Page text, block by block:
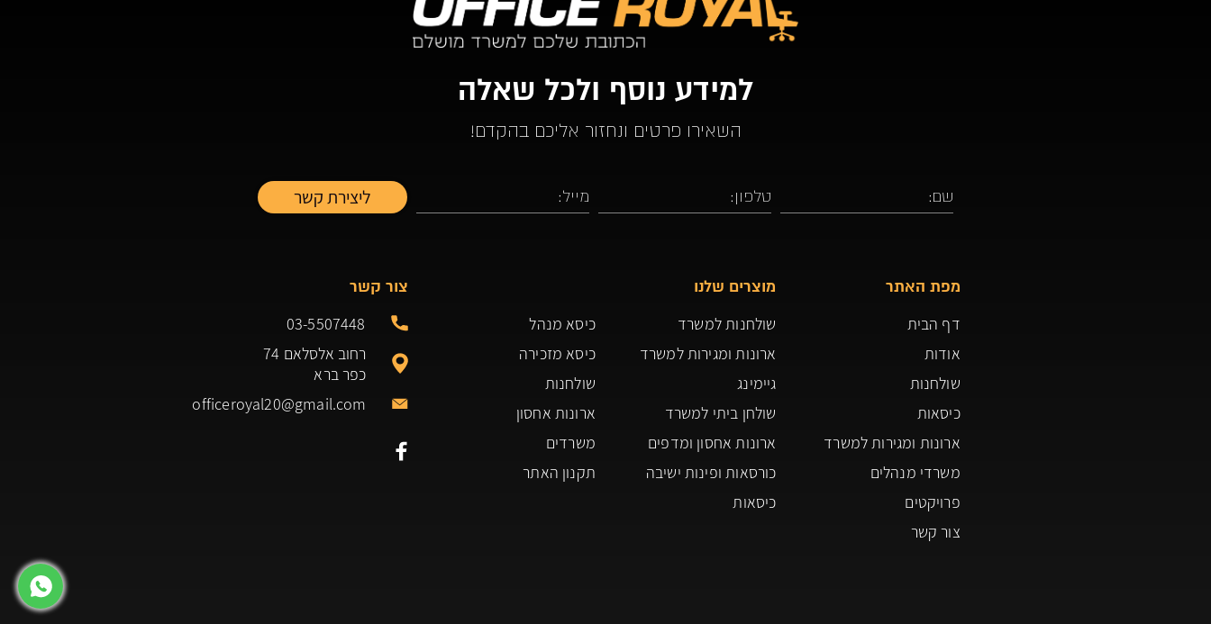
למידע נוסף ולכל שאלה
השאירו פרטים ונחזור אליכם בהקדם!
מפת האתר
דף הבית
אודות
שולחנות
כיסאות
ארונות ומגירות למשרד
משרדי מנהלים
פרויקטים
צור קשר
מוצרים שלנו
שולחנות למשרד
ארונות ומגירות למשרד
גיימינג
שולחן ביתי למשרד
ארונות אחסון ומדפים
כורסאות ופינות ישיבה
כיסאות
כיסא מנהל
כיסא מזכירה
שולחנות
ארונות אחסון
משרדים
תקנון האתר
צור קשר
03-5507448
רחוב אלסלאם 74
כפר ברא
officeroyal20@gmail.com